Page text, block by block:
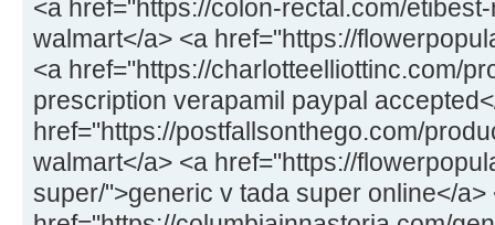
<a href="https://colon-rectal.com/
walmart</a> <a href="https://
<a href="https://charlotteelliottinc.com/
prescription verapamil paypal
href="https://postfallsonthego.com/
walmart</a> <a href="https://
super/">generic v tada super online</a>